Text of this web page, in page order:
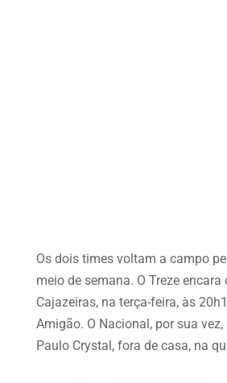
Os dois times voltam a campo
meio de semana. O Treze encara
Cajazeiras, na terça-feira, às
Amigão. O Nacional, por sua
Paulo Crystal, fora de casa, na